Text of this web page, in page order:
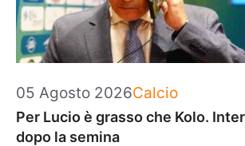
05 Agosto 2026Categorie
Calcio
Per Lucio è grasso che Kolo.
dopo la semina